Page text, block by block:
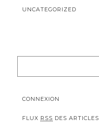
UNCATEGORIZED
CONNEXION
FLUX RSS DES ARTICLES